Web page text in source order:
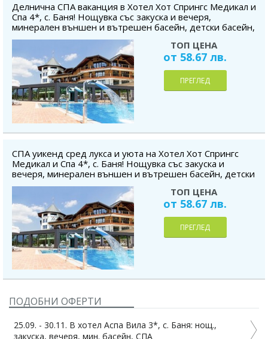
Делнична СПА ваканция в Хотел Хот Спрингс Медикал и
Спа 4*, с. Баня! Нощувка със закуска и вечеря,
минерален външен и вътрешен басейн, детски басейн,
фитнес, дете до 5.99 г. - безплатно
ТОП ЦЕНА
от 58.67 лв.
ПРЕГЛЕД
СПА уикенд сред лукса и уюта на Хотел Хот Спрингс
Медикал и Спа 4*, с. Баня! Нощувка със закуска и
вечеря, минерален външен и вътрешен басейн, детски
басейн, фитнес, дете до 5.99 г. - безплатно
ТОП ЦЕНА
от 58.67 лв.
ПРЕГЛЕД
ПОДОБНИ ОФЕРТИ
25.09. - 30.11. В хотел Аспа Вила 3*, с. Баня: нощ.,
закуска, вечеря, мин. басейн, СПА